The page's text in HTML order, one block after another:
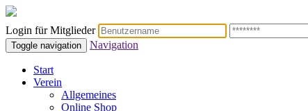
Login für Mitglieder
Toggle navigation Navigation
Start
Verein
Allgemeines
Online Shop